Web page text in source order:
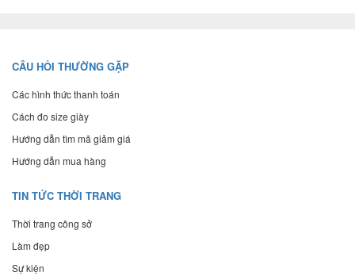
CÂU HỎI THƯỜNG GẶP
Các hình thức thanh toán
Cách đo size giày
Hướng dẫn tìm mã giảm giá
Hướng dẫn mua hàng
TIN TỨC THỜI TRANG
Thời trang công sở
Làm đẹp
Sự kiện